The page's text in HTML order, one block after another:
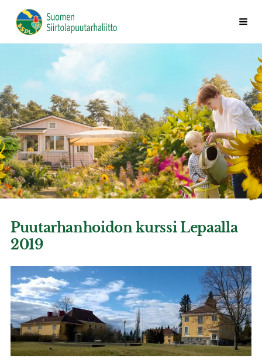
Siirry
sivun
Suomen Siirtolapuutarhaliitto ry
Puutarhanhoidon kurssi Lepaalla
2019